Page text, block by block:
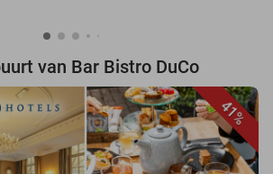
van Bar Bistro DuCo
41%